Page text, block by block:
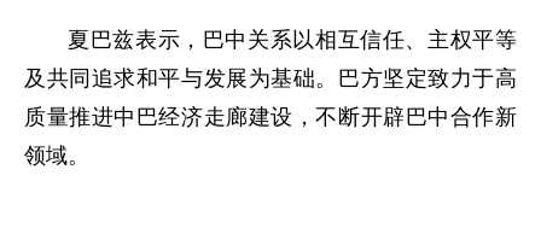
夏巴兹表示，巴中关系以相互信任、主权平等
及共同追求和平与发展为基础。巴方坚定致力于高
质量推进中巴经济走廊建设，不断开辟巴中合作新
领域。